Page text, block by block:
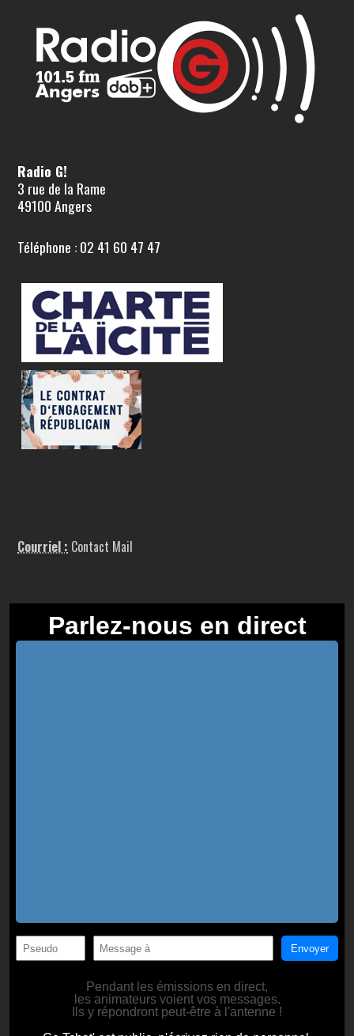
Radio G!
3 rue de la Rame
49100 Angers
Téléphone : 02 41 60 47 47
Courriel : Contact Mail